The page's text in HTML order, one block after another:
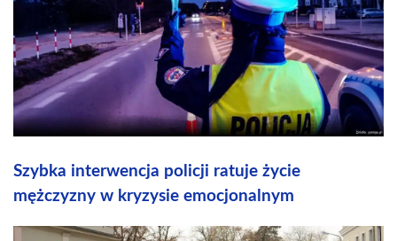
Szybka interwencja policji ratuje życie
mężczyzny w kryzysie emocjonalnym